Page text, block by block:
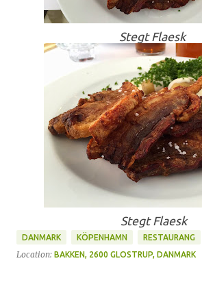
Stegt Flaesk
Stegt Flaesk
DANMARK KÖPENHAMN RESTAURANG
Location: BAKKEN, 2600 GLOSTRUP, DANMARK